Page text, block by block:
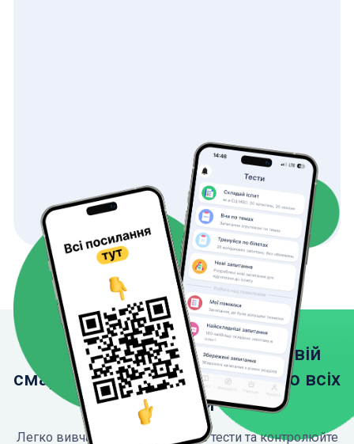
Завантажте застосунок на свій
смартфон, щоб мати доступ до всіх
функцій
Легко вивчайте ПДР, проходьте тести та контролюйте